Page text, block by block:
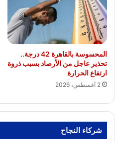
المحسوسة بالقاهرة 42 درجة..
تحذير عاجل من الأرصاد بسبب ذروة
ارتفاع الحرارة
2 أغسطس، 2026
شركاء النجاح